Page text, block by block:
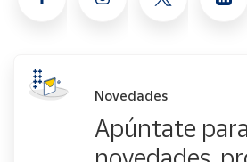
Novedades
Apúntate